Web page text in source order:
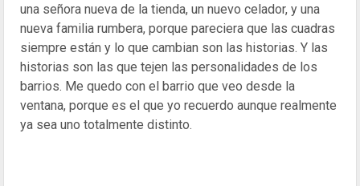
una señora nueva de la tienda, un nuevo celador, y una
nueva familia rumbera, porque pareciera que las cuadras
siempre están y lo que cambian son las historias. Y las
historias son las que tejen las personalidades de los
barrios. Me quedo con el barrio que veo desde la
ventana, porque es el que yo recuerdo aunque realmente
ya sea uno totalmente distinto.